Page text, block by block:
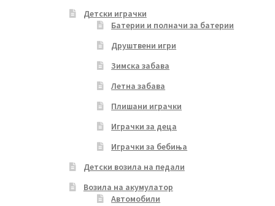
Детски играчки
Батерии и полначи за батерии
Друштвени игри
Зимска забава
Летна забава
Плишани играчки
Играчки за деца
Играчки за бебиња
Детски возила на педали
Возила на акумулатор
Автомобили